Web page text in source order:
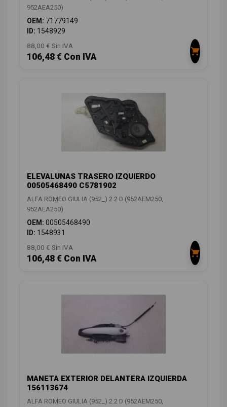
952AEA250)
OEM: 71779149
ID: 1548929
88,00 € Sin IVA
106,48 € Con IVA
ELEVALUNAS TRASERO IZQUIERDO
00505468490 C5781902
ALFA ROMEO GIULIA (952_) 2.2 D (952AEM250,
952AEA250)
OEM: 00505468490
ID: 1548931
88,00 € Sin IVA
106,48 € Con IVA
MANETA EXTERIOR DELANTERA IZQUIERDA
156113674
ALFA ROMEO GIULIA (952_) 2.2 D (952AEM250,